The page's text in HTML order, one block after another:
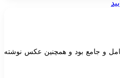
و جامع بود و همچنین عکس نوشته